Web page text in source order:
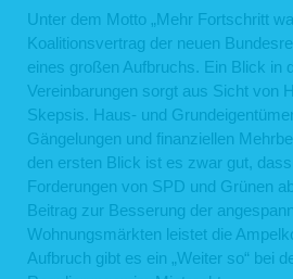
Unter dem Motto „Mehr Fortschritt
Koalitionsvertrag der neuen
eines großen Aufbruchs. Ein Blick in
Vereinbarungen sorgt aus Sicht von
Skepsis. Haus- und
Gängelungen und finanziellen
den ersten Blick ist es zwar gut,
Forderungen von SPD und Grünen
Beitrag zur Besserung der
Wohnungsmärkten leistet die
Aufbruch gibt es ein „Weiter so“ bei